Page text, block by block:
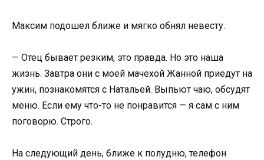
Максим подошел ближе и мягко обнял невесту.
— Отец бывает резким, это правда. Но это наша
жизнь. Завтра они с моей мачехой Жанной приедут на
ужин, познакомятся с Натальей. Выпьют чаю, обсудят
меню. Если ему что-то не понравится — я сам с ним
поговорю. Строго.
На следующий день, ближе к полудню, телефон